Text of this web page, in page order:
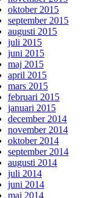
oktober 2015
september 2015
augusti 2015
juli 2015
juni 2015
maj 2015
april 2015
mars 2015
februari 2015
januari 2015
december 2014
november 2014
oktober 2014
september 2014
augusti 2014
juli 2014
juni 2014
maj 2014